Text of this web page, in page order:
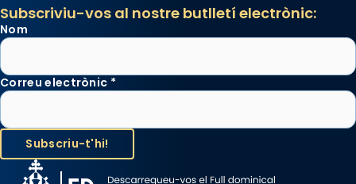
Subscriviu-vos al nostre butlletí electrònic:
Nom
Correu electrònic *